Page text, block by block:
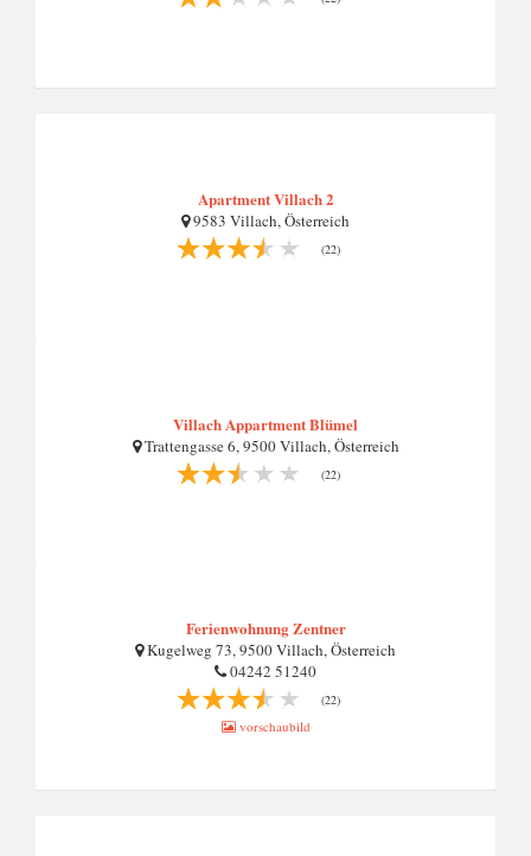
Apartment Villach 2
9583 Villach, Österreich
(22)
Villach Appartment Blümel
Trattengasse 6, 9500 Villach, Österreich
(22)
Ferienwohnung Zentner
Kugelweg 73, 9500 Villach, Österreich
04242 51240
(22)
vorschaubild